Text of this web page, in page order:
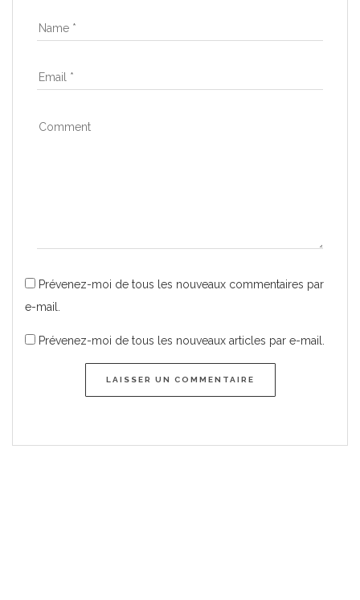
Prévenez-moi de tous les nouveaux commentaires par
e-mail.
Prévenez-moi de tous les nouveaux articles par e-mail.
LAISSER UN COMMENTAIRE